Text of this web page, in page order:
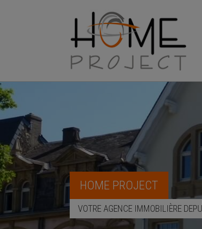
HOME PROJECT
VOTRE AGENCE IMMOBILIÈRE